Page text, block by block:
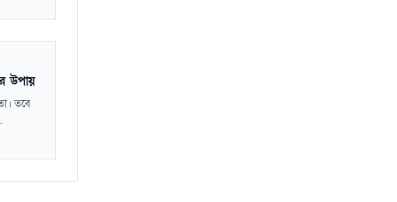
উপায়
তবে